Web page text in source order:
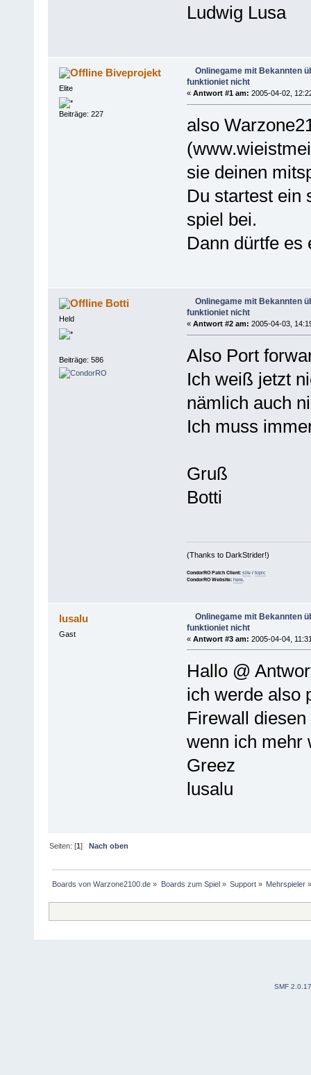
Ludwig Lusa
Biveprojekt
Elite
Beiträge: 227
Onlinegame mit Bekannten
funktioniet nicht
« Antwort #1 am: 2005-04-02,
also
sie deinen
Du startest ein
spiel bei.
Dann dürtfe es
Botti
Held
Beiträge: 586
Onlinegame mit Bekannten
funktioniet nicht
« Antwort #2 am: 2005-04-03,
Also Port
Ich weiß jetzt
nämlich auch
Ich muss
Gruß
Botti
(Thanks to DarkStrider!)
CondorRO Patch Client: site/ topic
CondorRO Website: here.
lusalu
Gast
Onlinegame mit Bekannten
funktioniet nicht
« Antwort #3 am: 2005-04-04,
Hallo @
ich werde also
Firewall
wenn ich mehr
Greez
lusalu
Seiten: [1]Nach oben
Boards von Warzone2100.de » Boards zum Spiel» Support» Mehrspieler
SMF 2.0.17